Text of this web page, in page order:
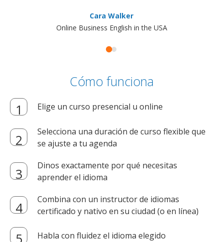
Cara Walker
Online Business English in the USA
Cómo funciona
Elige un curso presencial u online
Selecciona una duración de curso flexible que
se ajuste a tu agenda
Dinos exactamente por qué necesitas
aprender el idioma
Combina con un instructor de idiomas
certificado y nativo en su ciudad (o en línea)
Habla con fluidez el idioma elegido